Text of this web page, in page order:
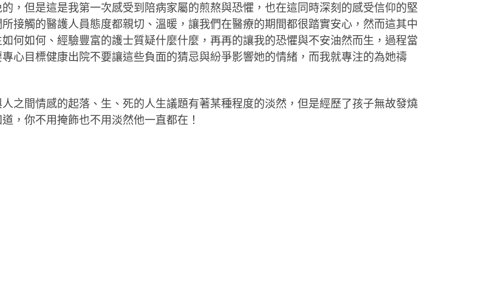
，但是這是我第一次感受到陪病家屬的煎熬與恐懼，也在這同時深刻的感受信仰的堅
接觸的醫護人員態度都親切、溫暖，讓我們在醫療的期間都很踏實安心，然而這其中
何如何、經驗豐富的護士質疑什麼什麼，再再的讓我的恐懼與不安油然而生，過程當
心目標健康出院不要讓這些負面的猜忌與紛爭影響她的情緒，而我就專注的為她禱
之間情感的起落、生、死的人生議題有著某種程度的淡然，但是經歷了孩子無故發燒
，你不用掩飾也不用淡然他一直都在！